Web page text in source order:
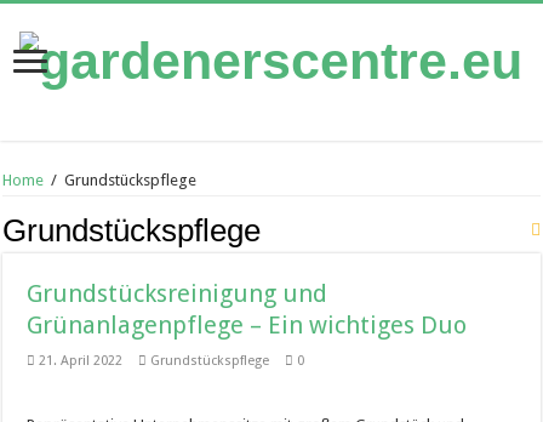
Home / Grundstückspflege
Grundstückspflege
Grundstücksreinigung und
Grünanlagenpflege – Ein wichtiges Duo
21. April 2022 Grundstückspflege 0